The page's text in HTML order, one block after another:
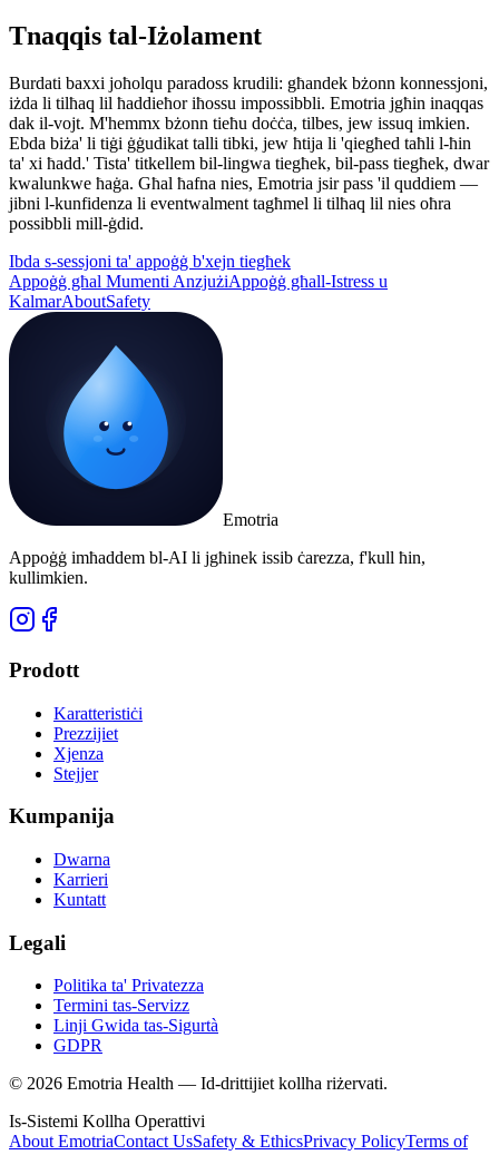
Tnaqqis tal-Iżolament
Burdati baxxi joħolqu paradoss krudili: għandek bżonn konnessjoni,
iżda li tilħaq lil ħaddieħor iħossu impossibbli. Emotria jgħin inaqqas
dak il-vojt. M'hemmx bżonn tieħu doċċa, tilbes, jew issuq imkien.
Ebda biża' li tiġi ġġudikat talli tibki, jew ħtija li 'qiegħed taħli l-ħin
ta' xi ħadd.' Tista' titkellem bil-lingwa tiegħek, bil-pass tiegħek, dwar
kwalunkwe ħaġa. Għal ħafna nies, Emotria jsir pass 'il quddiem —
jibni l-kunfidenza li eventwalment tagħmel li tilħaq lil nies oħra
possibbli mill-ġdid.
Ibda s-sessjoni ta' appoġġ b'xejn tiegħek
Appoġġ għal Mumenti AnzjużiAppoġġ għall-Istress u
KalmarAboutSafety
Emotria
Appoġġ imħaddem bl-AI li jgħinek issib ċarezza, f'kull ħin,
kullimkien.
Prodott
Karatteristiċi
Prezzijiet
Xjenza
Stejjer
Kumpanija
Dwarna
Karrieri
Kuntatt
Legali
Politika ta' Privatezza
Termini tas-Servizz
Linji Gwida tas-Sigurtà
GDPR
© 2026 Emotria Health — Id-drittijiet kollha riżervati.
Is-Sistemi Kollha Operattivi
About EmotriaContact UsSafety & EthicsPrivacy PolicyTerms of